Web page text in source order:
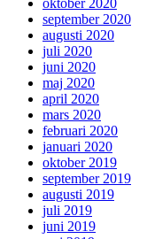
oktober 2020
september 2020
augusti 2020
juli 2020
juni 2020
maj 2020
april 2020
mars 2020
februari 2020
januari 2020
oktober 2019
september 2019
augusti 2019
juli 2019
juni 2019